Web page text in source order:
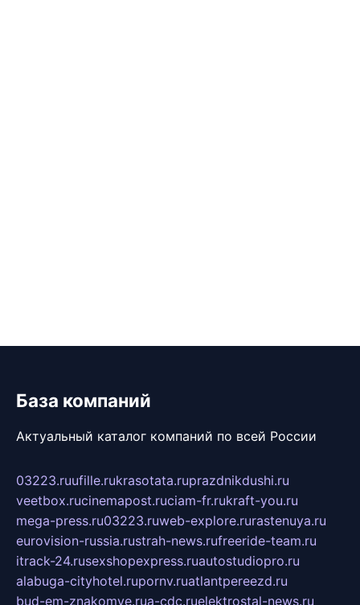
База компаний
Актуальный каталог компаний по всей России
03223.ruufille.rukrasotata.ruprazdnikdushi.ru
veetbox.rucinemapost.ruciam-fr.rukraft-you.ru
mega-press.ru03223.ruweb-explore.rurastenuya.ru
eurovision-russia.rustrah-news.rufreeride-team.ru
itrack-24.rusexshopexpress.ruautostudiopro.ru
alabuga-cityhotel.rupornv.ruatlantpereezd.ru
bud-em-znakomye.rua-cdc.ruelektrostal-news.ru